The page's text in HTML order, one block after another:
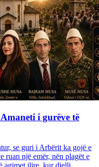
i gurëve të
se guri i Arbërit ka gojë e
ruan një emër, nën plagët e
agimet ilire, kur dielli